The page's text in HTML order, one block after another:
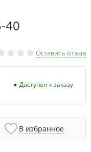
40
Оставить отзыв
Доступен к заказу
В избранное